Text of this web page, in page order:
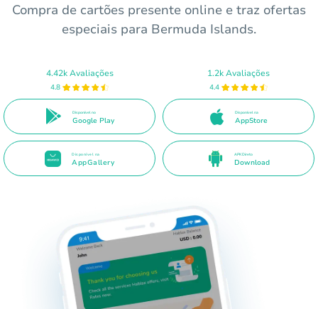
Compra de cartões presente online e traz ofertas
especiais para Bermuda Islands.
4.42k Avaliações
4.8
Disponível no
Google Play
1.2k Avaliações
4.4
Disponível na
AppStore
Disponível na
AppGallery
APK Direto
Download